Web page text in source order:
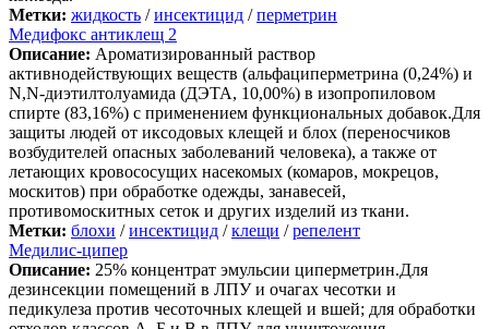
Метки: жидкость /инсектицид /перметрин
Медифокс антиклещ 2
Описание: Ароматизированный раствор
активнодействующих веществ (альфациперметрина (0,24%) и
N,N-диэтилтолуамида (ДЭТА, 10,00%) в изопропиловом
спирте (83,16%) с применением функциональных добавок.Для
защиты людей от иксодовых клещей и блох (переносчиков
возбудителей опасных заболеваний человека), а также от
летающих кровососущих насекомых (комаров, мокрецов,
москитов) при обработке одежды, занавесей,
противомоскитных сеток и других изделий из ткани.
Метки: блохи /инсектицид /клещи /репелент
Медилис-ципер
Описание: 25% концентрат эмульсии циперметрин.Для
дезинсекции помещений в ЛПУ и очагах чесотки и
педикулеза против чесоточных клещей и вшей; для обработки